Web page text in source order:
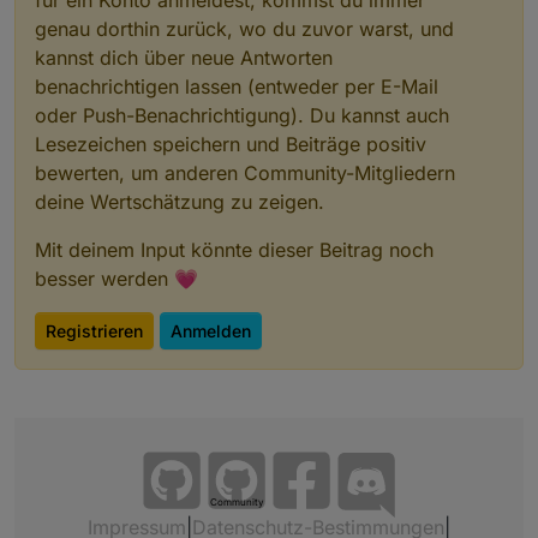
genau dorthin zurück, wo du zuvor warst, und
kannst dich über neue Antworten
benachrichtigen lassen (entweder per E-Mail
oder Push-Benachrichtigung). Du kannst auch
Lesezeichen speichern und Beiträge positiv
bewerten, um anderen Community-Mitgliedern
deine Wertschätzung zu zeigen.
Mit deinem Input könnte dieser Beitrag noch
besser werden 💗
Registrieren Anmelden
Community
Impressum Datenschutz-Bestimmungen